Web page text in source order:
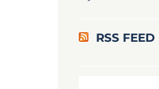
RSS FEED